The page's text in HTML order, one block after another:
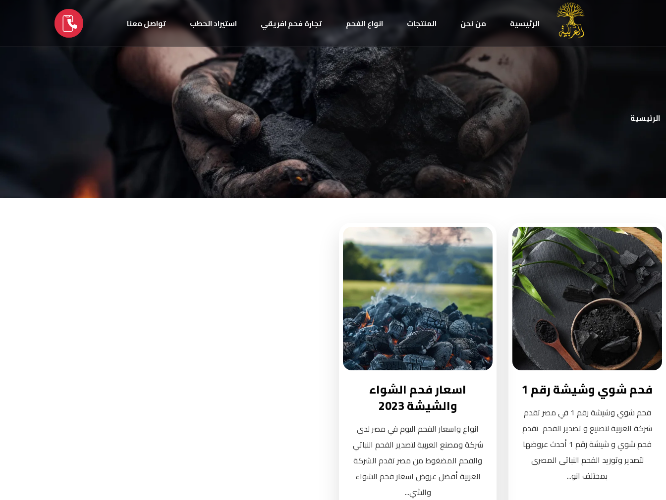
الرئيسية من نحن المنتجات انواع الفحم تجارة فحم افريقي استيراد الحطب تواصل معنا
الرئيسية
فحم شوي وشيشة رقم 1
فحم شوي وشيشة رقم 1 في مصر تقدم
شركة العربية لتصنيع و تصدير الفحم تقدم
فحم شوي و شيشة رقم 1 أحدث عروضها
لتصدير وتوريد الفحم النباتى المصرى
بمختلف انو...
اسعار فحم الشواء
والشيشة 2023
انواع واسعار الفحم اليوم في مصر لدي
شركة ومصنع العربية لتصدير الفحم النباتي
والفحم المضغوط من مصر تقدم الشركة
العربية أفضل عروض اسعار فحم الشواء
والشي...